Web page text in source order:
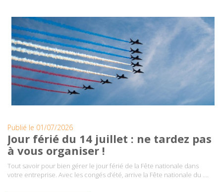
Publié le 01/07/2026
Jour férié du 14 juillet : ne tardez pas
à vous organiser !
Tout savoir pour bien gérer le jour férié de la Fête nationale dans
votre entreprise. Avec les congés d’été, arrive la Fête nationale du ….